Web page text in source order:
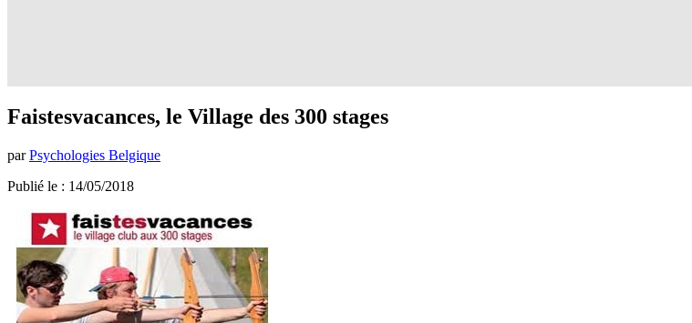
Faistesvacances, le Village des 300 stages
par Psychologies Belgique
Publié le : 14/05/2018